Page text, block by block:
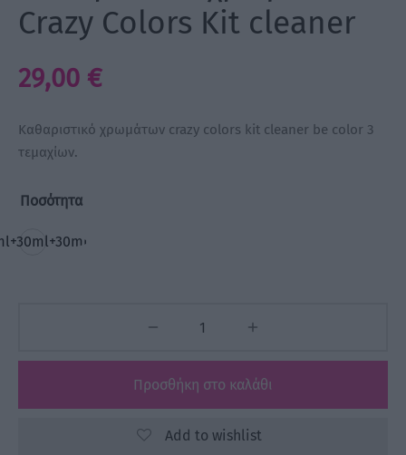
Crazy Colors Kit cleaner
29,00 €
Καθαριστικό χρωμάτων crazy colors kit cleaner be color 3
τεμαχίων.
Ποσότητα
Προσθήκη στο καλάθι
Add to wishlist